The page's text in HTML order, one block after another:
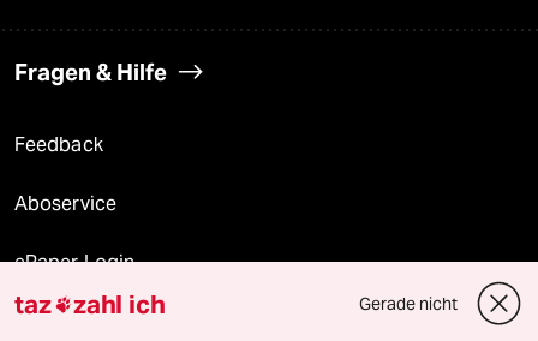
Fragen & Hilfe
Feedback
Aboservice
ePaper Login
Downloads für Abonnierende
taz zahl ich Gerade nicht